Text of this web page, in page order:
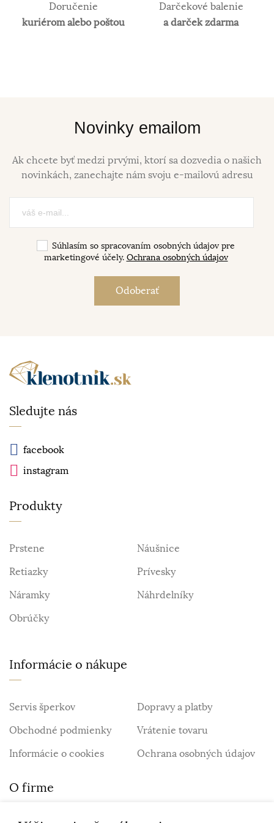
Doručenie
kuriérom alebo poštou
Darčekové balenie
a darček zdarma
Novinky emailom
Ak chcete byť medzi prvými, ktorí sa dozvedia o našich
novinkách, zanechajte nám svoju e-mailovú adresu
Súhlasím so spracovaním osobných údajov pre
marketingové účely. Ochrana osobných údajov
Sledujte nás
facebook
instagram
Produkty
Prstene
Náušnice
Retiazky
Prívesky
Náramky
Náhrdelníky
Obrúčky
Informácie o nákupe
Servis šperkov
Dopravy a platby
Obchodné podmienky
Vrátenie tovaru
Informácie o cookies
Ochrana osobných údajov
O firme